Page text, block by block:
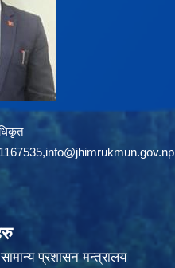
प्रशासन मन्त्रालय